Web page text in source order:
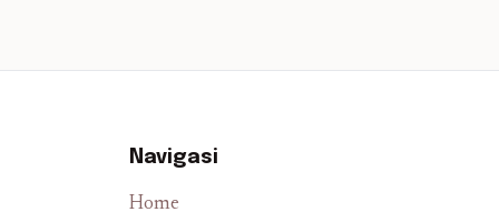
Navigasi
Home